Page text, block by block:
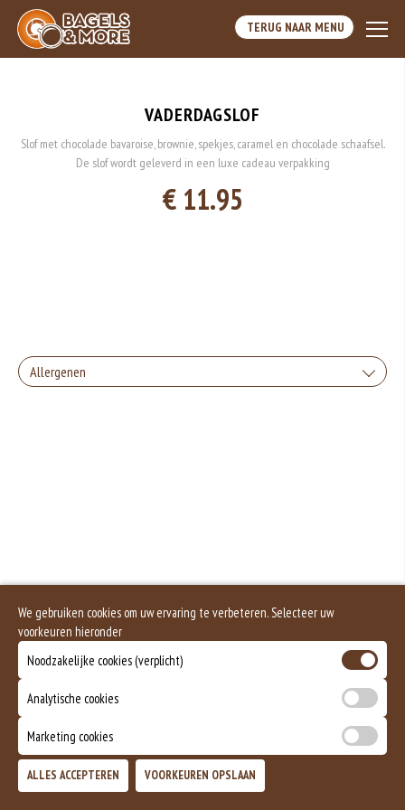
TERUG NAAR MENU
VADERDAGSLOF
Slof met chocolade bavaroise, brownie, spekjes, caramel en chocolade schaafsel.
De slof wordt geleverd in een luxe cadeau verpakking
€ 11.95
Allergenen
We gebruiken cookies om uw ervaring te verbeteren. Selecteer uw
voorkeuren hieronder
Noodzakelijke cookies (verplicht)
Analytische cookies
Marketing cookies
ALLES ACCEPTEREN VOORKEUREN OPSLAAN